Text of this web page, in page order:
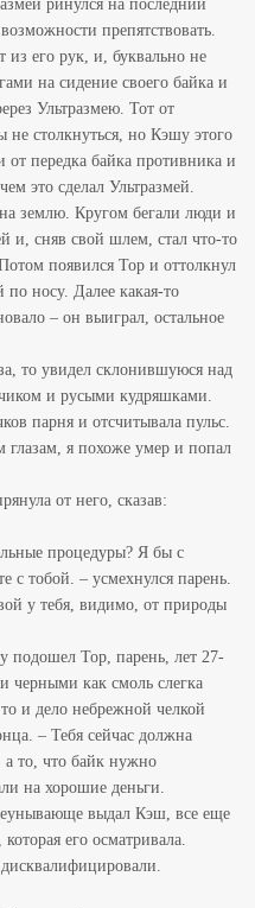
ринулся на последний
препятствовать.
из его рук, и, буквально не
на сидение своего байка и
Ультразмею. Тот от
не столкнуться, но Кэшу этого
от передка байка противника и
это сделал Ультразмей.
землю. Кругом бегали люди и
и, сняв свой шлем, стал что-то
появился Тор и оттолкнул
по носу. Далее какая-то
– он выиграл, остальное
то увидел склонившуюся над
и русыми кудряшками.
парня и отсчитывала пульс.
глазам, я похоже умер и попал
от него, сказав:
процедуры? Я бы с
с тобой. – усмехнулся парень.
у тебя, видимо, от природы
подошел Тор, парень, лет 27-
черными как смоль слегка
и дело небрежной челкой
– Тебя сейчас должна
а то, что байк нужно
на хорошие деньги.
выдал Кэш, все еще
его осматривала.